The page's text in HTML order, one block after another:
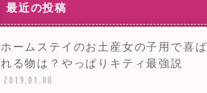
最近の投稿
ホームステイのお土産女の子用で喜ば
れる物は？やっぱりキティ最強説
2019.01.08